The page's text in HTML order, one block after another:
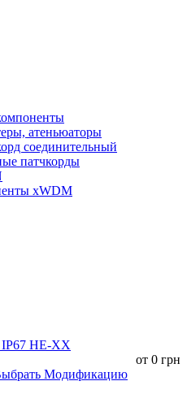
атеньюаторы
соединительный
патчкорды
xWDM
HE-XX
от 0 грн
Модификацию